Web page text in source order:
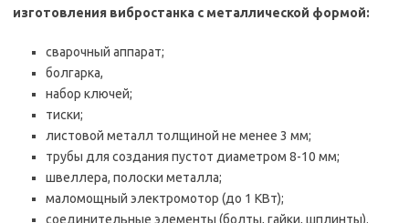
изготовления вибростанка с металлической формой:
сварочный аппарат;
болгарка,
набор ключей;
тиски;
листовой металл толщиной не менее 3 мм;
трубы для создания пустот диаметром 8-10 мм;
швеллера, полоски металла;
маломощный электромотор (до 1 КВт);
соединительные элементы (болты, гайки, шплинты).